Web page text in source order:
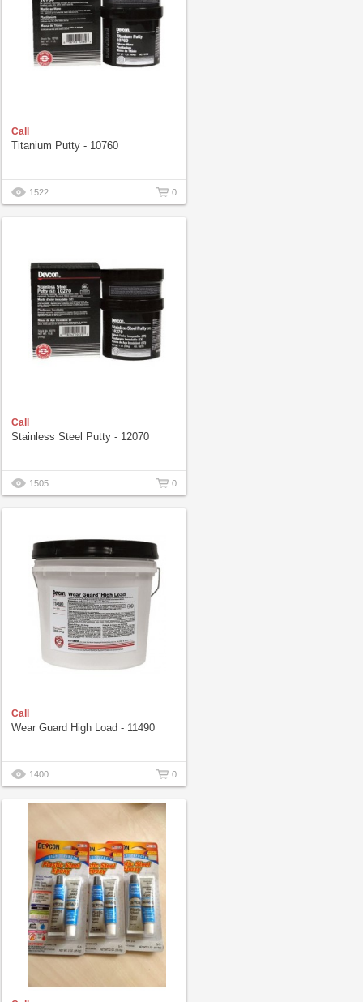
Call
Titanium Putty - 10760
1522 0
Call
Stainless Steel Putty - 12070
1505 0
Call
Wear Guard High Load - 11490
1400 0